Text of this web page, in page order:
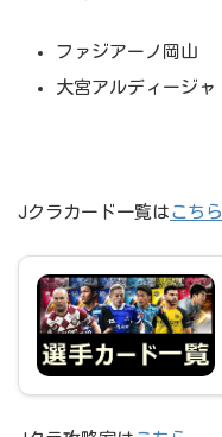
ファジアーノ岡山
大宮アルディージャ
Jクラカード一覧は こちら